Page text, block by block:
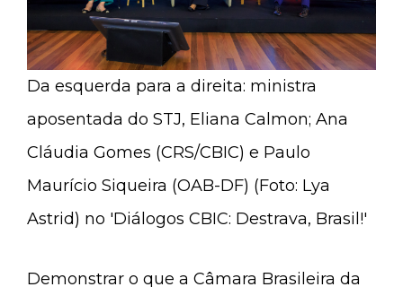
Da esquerda para a direita: ministra
aposentada do STJ, Eliana Calmon; Ana
Cláudia Gomes (CRS/CBIC) e Paulo
Maurício Siqueira (OAB-DF) (Foto: Lya
Astrid) no 'Diálogos CBIC: Destrava, Brasil!'
Demonstrar o que a Câmara Brasileira da